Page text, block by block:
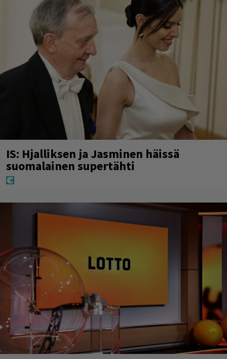
IS: Hjalliksen ja Jasminen häissä
suomalainen supertähti